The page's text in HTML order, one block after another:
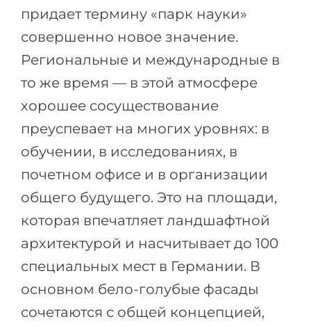
придает термину «парк науки»
совершенно новое значение.
Региональные и международные в
то же время — в этой атмосфере
хорошее сосуществование
преуспевает на многих уровнях: в
обучении, в исследованиях, в
почетном офисе и в организации
общего будущего. Это на площади,
которая впечатляет ландшафтной
архитектурой и насчитывает до 100
специальных мест в Германии. В
основном бело-голубые фасады
сочетаются с общей концепцией,